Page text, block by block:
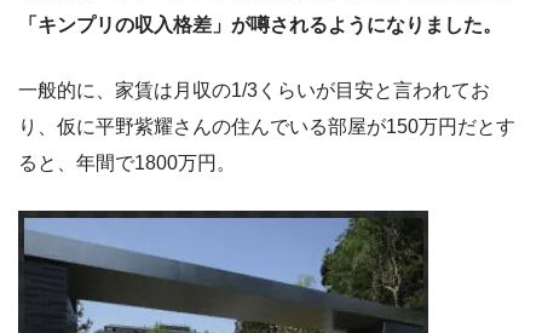
「キンプリの収入格差」が噂されるようになりました。
一般的に、家賃は月収の1/3くらいが目安と言われてお
り、仮に平野紫耀さんの住んでいる部屋が150万円だとす
ると、年間で1800万円。